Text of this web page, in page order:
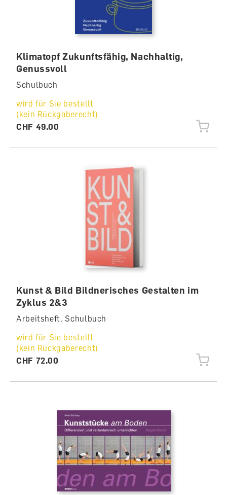
Klimatopf Zukunftsfähig, Nachhaltig,
Genussvoll
Schulbuch
wird für Sie bestellt
(kein Rückgaberecht)
CHF 49.00
Kunst & Bild Bildnerisches Gestalten im
Zyklus 2&3
Arbeitsheft, Schulbuch
wird für Sie bestellt
(kein Rückgaberecht)
CHF 72.00